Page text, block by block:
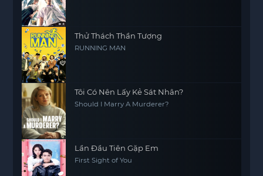
Thử Thách Thần Tượng
RUNNING MAN
Tôi Có Nên Lấy Kẻ Sát Nhân?
Should I Marry A Murderer?
Lần Đầu Tiên Gặp Em
First Sight of You